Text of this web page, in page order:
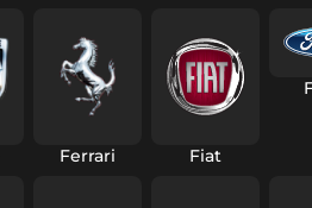
Ferrari Fiat